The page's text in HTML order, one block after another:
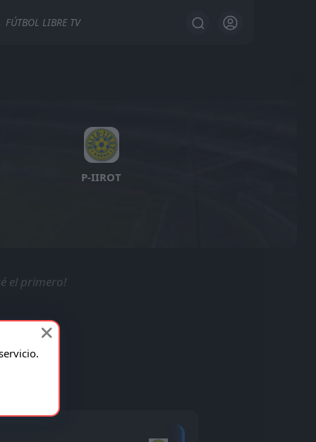
FÚTBOL LIBRE TV
P-IIROT
el primero!